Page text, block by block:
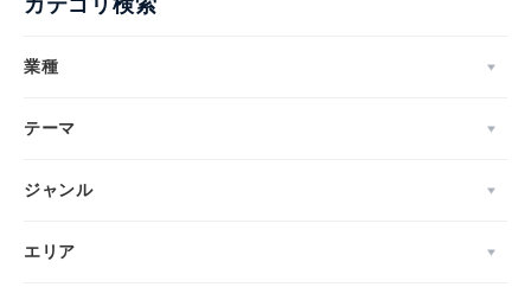
カテゴリ検索
業種
テーマ
ジャンル
エリア